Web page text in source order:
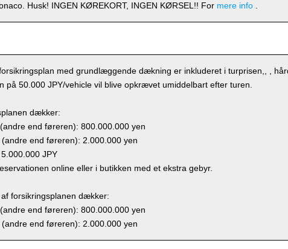
Husk! INGEN KØREKORT, INGEN KØRSEL!! For mere info
med grundlæggende dækning er inkluderet i turprisen,, ,
på 50.000 JPY/vehicle vil blive opkrævet umiddelbart efter turen.
dækker:
end føreren): 800.000.000 yen
(andre end føreren): 2.000.000 yen
JPY
online eller i butikken med et ekstra gebyr.
forsikringsplanen dækker:
end føreren): 800.000.000 yen
(andre end føreren): 2.000.000 yen